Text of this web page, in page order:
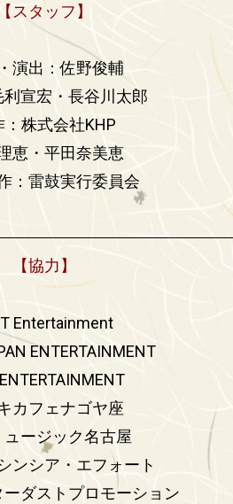
【スタッフ】
演出：佐野俊輔
利宣宏・長谷川太郎
株式会社KHP
恵・平田奈美恵
：雷鼓実行委員会
【協力】
Entertainment
ENTERTAINMENT
カフェナゴヤ座
ュージック名古屋
ンシア・エフォート
ダストプロモーション